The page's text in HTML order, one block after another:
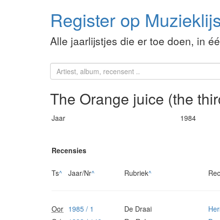
Register op
Alle jaarlijstjes die er toe doen, in
The Orange juice (the
Jaar 1984
Recensies
Ts^ Jaar/Nr^ Rubriek^
Oor 1985 / 1 De Draai